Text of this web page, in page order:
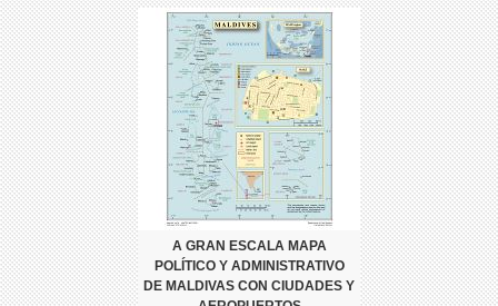
A GRAN ESCALA MAPA
POLÍTICO Y ADMINISTRATIVO
DE MALDIVAS CON CIUDADES Y